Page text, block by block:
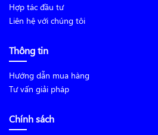
Hợp tác đầu tư
Liên hệ với chúng tôi
Thông tin
Hướng dẫn mua hàng
Tư vấn giải pháp
Chính sách